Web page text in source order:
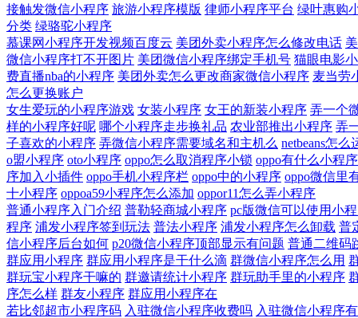
接触发微信小程序 旅游小程序模版 律师小程序平台 绿叶惠购
分类 绿骆驼小程序
慕课网小程序开发视频百度云 美团外卖小程序怎么修改电话
微信小程序打不开图片 美团微信小程序绑定手机号 猫眼电影
费直播nba的小程序 美团外卖怎么更改商家微信小程序 麦当劳
怎么更换账户
女生爱玩的小程序游戏 女装小程序 女王的新装小程序 弄一个
样的小程序好呢 哪个小程序走步换礼品 农业部推出小程序 弄
子喜欢的小程序 弄微信小程序需要域名和主机么 netbeans怎么
o盟小程序 oto小程序 oppo怎么取消程序小锁 oppo有什么小程序
序加入小插件 oppo手机小程序栏 oppo中的小程序 oppo微信里
十小程序 oppoa59小程序怎么添加 oppor11怎么弄小程序
普通小程序入门介绍 普勒轻商城小程序 pc版微信可以使用小
程序 浦发小程序签到玩法 普法小程序 浦发小程序怎么卸载 普
信小程序后台如何 p20微信小程序顶部显示有问题 普通二维码
群应用小程序 群应用小程序是干什么滴 群微信小程序怎么用
群玩宝小程序干嘛的 群邀请统计小程序 群玩助手里的小程序
序怎么样 群友小程序 群应用小程序在
若比邻超市小程序码 入驻微信小程序收费吗 入驻微信小程序